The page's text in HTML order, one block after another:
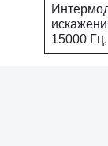
15000 Гц,